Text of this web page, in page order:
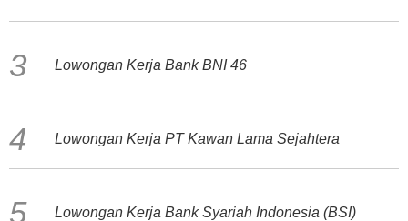
Lowongan Kerja Bank BNI 46
Lowongan Kerja PT Kawan Lama Sejahtera
Lowongan Kerja Bank Syariah Indonesia (BSI)